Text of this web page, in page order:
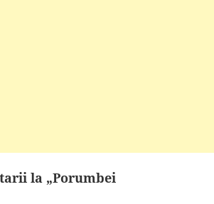
la „Porumbei